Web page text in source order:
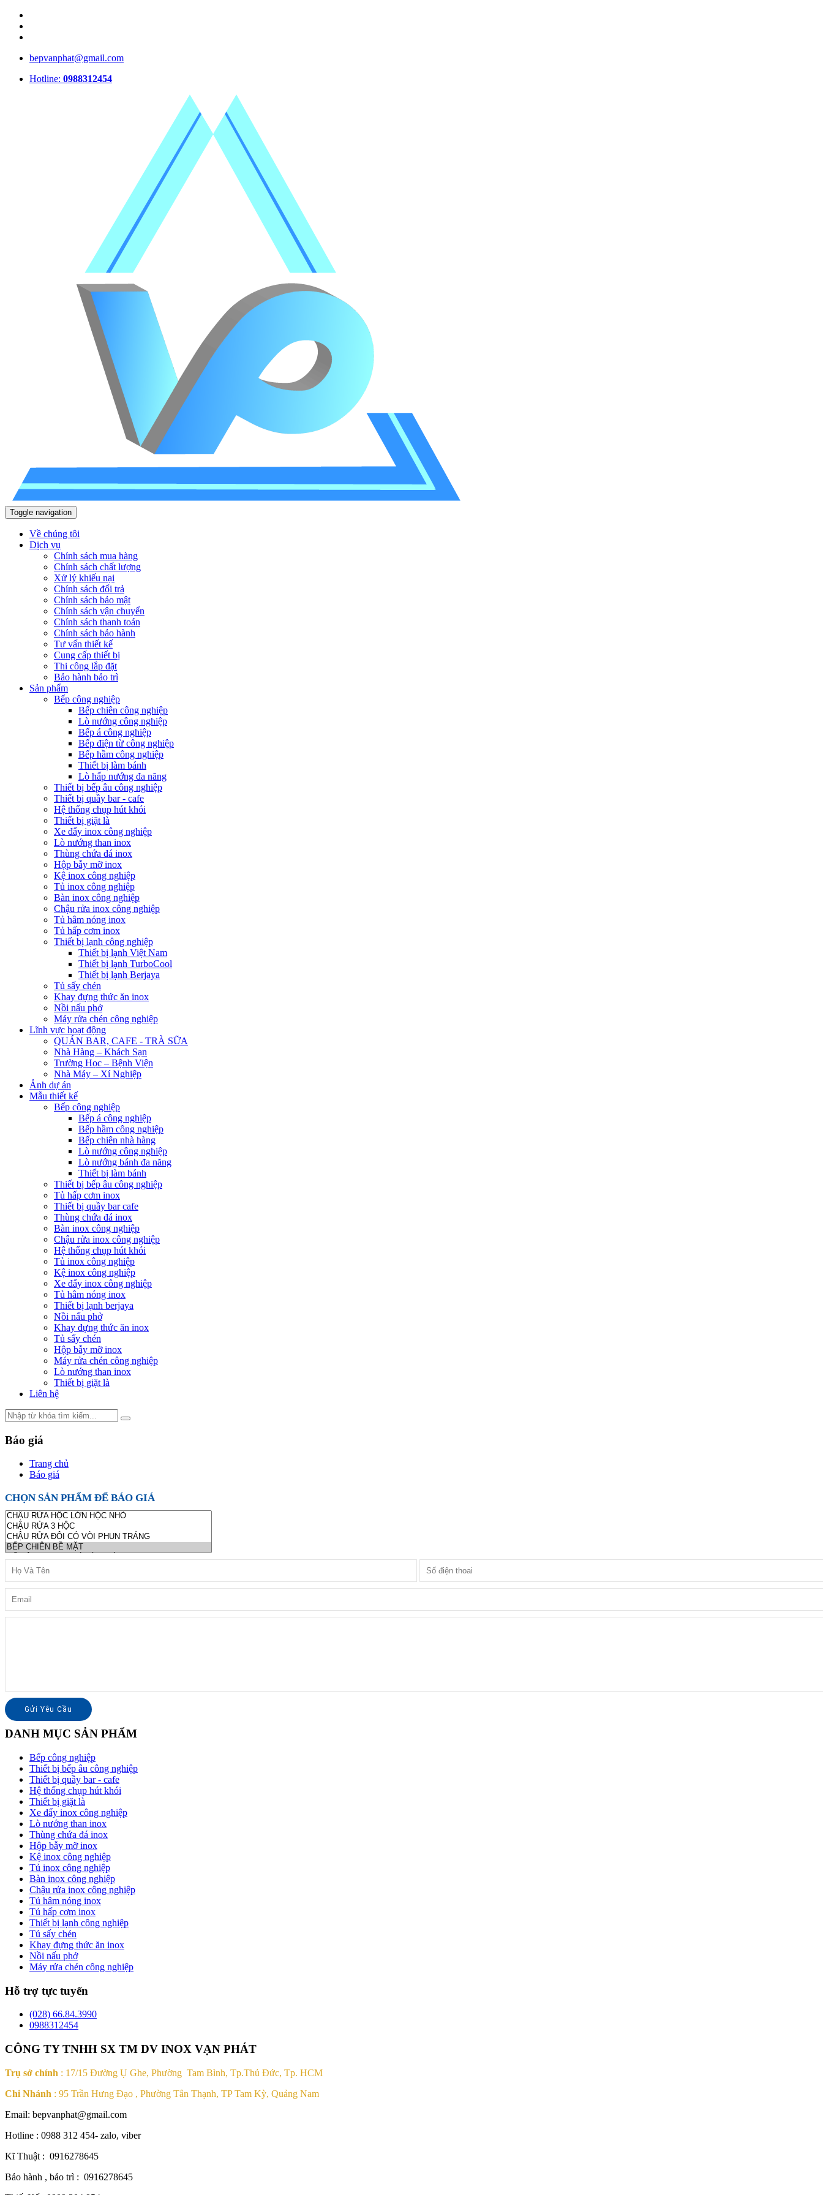
bepvanphat@gmail.com
Hotline: 0988312454
Toggle navigation
Về chúng tôi
Dịch vụ
Chính sách mua hàng
Chính sách chất lượng
Xử lý khiếu nại
Chính sách đổi trả
Chính sách bảo mật
Chính sách vận chuyển
Chính sách thanh toán
Chính sách bảo hành
Tư vấn thiết kế
Cung cấp thiết bị
Thi công lắp đặt
Bảo hành bảo trì
Sản phẩm
Bếp công nghiệp
Bếp chiên công nghiệp
Lò nướng công nghiệp
Bếp á công nghiệp
Bếp điện từ công nghiệp
Bếp hầm công nghiệp
Thiết bị làm bánh
Lò hấp nướng đa năng
Thiết bị bếp âu công nghiệp
Thiết bị quầy bar - cafe
Hệ thống chụp hút khói
Thiết bị giặt là
Xe đẩy inox công nghiệp
Lò nướng than inox
Thùng chứa đá inox
Hộp bẫy mỡ inox
Kệ inox công nghiệp
Tủ inox công nghiệp
Bàn inox công nghiệp
Chậu rửa inox công nghiệp
Tủ hâm nóng inox
Tủ hấp cơm inox
Thiết bị lạnh công nghiệp
Thiết bị lạnh Việt Nam
Thiết bị lạnh TurboCool
Thiết bị lạnh Berjaya
Tủ sấy chén
Khay đựng thức ăn inox
Nồi nấu phở
Máy rửa chén công nghiệp
Lĩnh vực hoạt động
QUÁN BAR, CAFE - TRÀ SỮA
Nhà Hàng – Khách Sạn
Trường Học – Bệnh Viện
Nhà Máy – Xí Nghiệp
Ảnh dự án
Mẫu thiết kế
Bếp công nghiệp
Bếp á công nghiệp
Bếp hầm công nghiệp
Bếp chiên nhà hàng
Lò nướng công nghiệp
Lò nướng bánh đa năng
Thiết bị làm bánh
Thiết bị bếp âu công nghiệp
Tủ hấp cơm inox
Thiết bị quầy bar cafe
Thùng chứa đá inox
Bàn inox công nghiệp
Chậu rửa inox công nghiệp
Hệ thống chụp hút khói
Tủ inox công nghiệp
Kệ inox công nghiệp
Xe đẩy inox công nghiệp
Tủ hâm nóng inox
Thiết bị lạnh berjaya
Nồi nấu phở
Khay đựng thức ăn inox
Tủ sấy chén
Hộp bẫy mỡ inox
Máy rửa chén công nghiệp
Lò nướng than inox
Thiết bị giặt là
Liên hệ
Báo giá
Trang chủ
Báo giá
CHỌN SẢN PHẨM ĐỂ BÁO GIÁ
DANH MỤC SẢN PHẨM
Bếp công nghiệp
Thiết bị bếp âu công nghiệp
Thiết bị quầy bar - cafe
Hệ thống chụp hút khói
Thiết bị giặt là
Xe đẩy inox công nghiệp
Lò nướng than inox
Thùng chứa đá inox
Hộp bẫy mỡ inox
Kệ inox công nghiệp
Tủ inox công nghiệp
Bàn inox công nghiệp
Chậu rửa inox công nghiệp
Tủ hâm nóng inox
Tủ hấp cơm inox
Thiết bị lạnh công nghiệp
Tủ sấy chén
Khay đựng thức ăn inox
Nồi nấu phở
Máy rửa chén công nghiệp
Hỗ trợ tực tuyến
(028) 66.84.3990
0988312454
CÔNG TY TNHH SX TM DV INOX VẠN PHÁT
Trụ sở chính : 17/15 Đường Ụ Ghe, Phường Tam Bình, Tp.Thủ Đức, Tp. HCM
Chi Nhánh : 95 Trần Hưng Đạo , Phường Tân Thạnh, TP Tam Kỳ, Quảng Nam
Email: bepvanphat@gmail.com
Hotline : 0988 312 454- zalo, viber
Kĩ Thuật : 0916278645
Bảo hành , bảo trì : 0916278645